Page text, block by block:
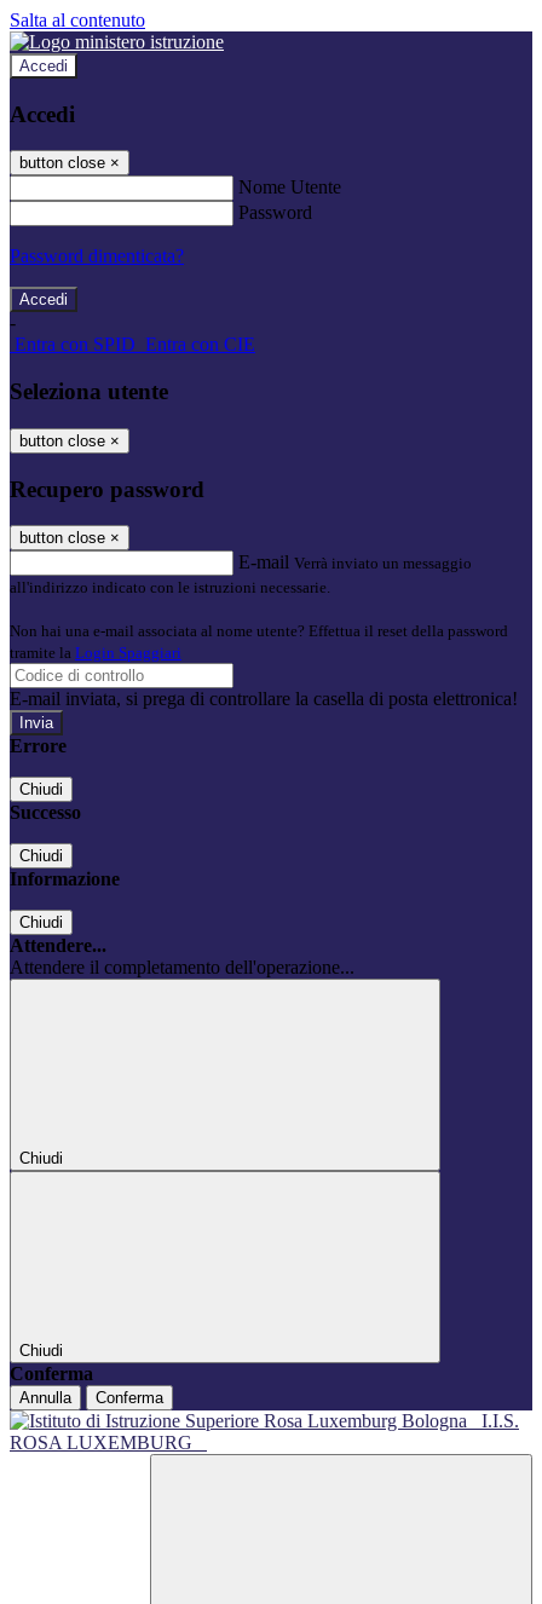
Salta al contenuto
Accedi
Accedi
button close ×
Nome Utente
Password
Password dimenticata?
-
Entra con SPID Entra con CIE
Seleziona utente
button close ×
Recupero password
button close ×
E-mail Verrà inviato un messaggio
all'indirizzo indicato con le istruzioni necessarie.
Non hai una e-mail associata al nome utente? Effettua il reset della password
tramite la Login Spaggiari
E-mail inviata, si prega di controllare la casella di posta elettronica!
Errore
Chiudi
Successo
Chiudi
Informazione
Chiudi
Attendere...
Attendere il completamento dell'operazione...
Chiudi
Chiudi
Conferma
Annulla Conferma
I.I.S.
ROSA LUXEMBURG